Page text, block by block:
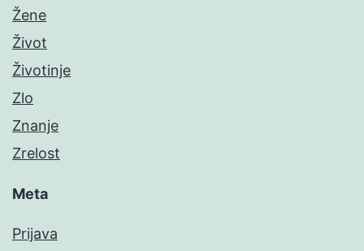
Žene
Život
Životinje
Zlo
Znanje
Zrelost
Meta
Prijava